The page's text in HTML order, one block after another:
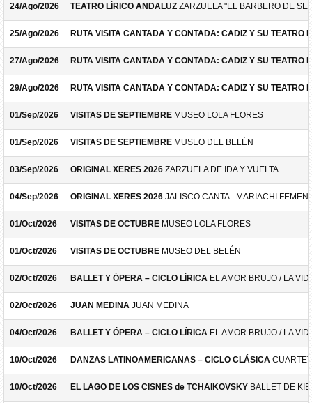
24/Ago/2026 TEATRO LÍRICO ANDALUZ ZARZUELA "EL BARBERO DE
25/Ago/2026 RUTA VISITA CANTADA Y CONTADA: CADIZ Y SU TEATRO
27/Ago/2026 RUTA VISITA CANTADA Y CONTADA: CADIZ Y SU TEATRO
29/Ago/2026 RUTA VISITA CANTADA Y CONTADA: CADIZ Y SU TEATRO
01/Sep/2026 VISITAS DE SEPTIEMBRE MUSEO LOLA FLORES
01/Sep/2026 VISITAS DE SEPTIEMBRE MUSEO DEL BELÉN
03/Sep/2026 ORIGINAL XERES 2026 ZARZUELA DE IDA Y VUELTA
04/Sep/2026 ORIGINAL XERES 2026 JALISCO CANTA - MARIACHI
01/Oct/2026 VISITAS DE OCTUBRE MUSEO LOLA FLORES
01/Oct/2026 VISITAS DE OCTUBRE MUSEO DEL BELÉN
02/Oct/2026 BALLET Y ÓPERA – CICLO LÍRICA EL AMOR BRUJO / LA
02/Oct/2026 JUAN MEDINA JUAN MEDINA
04/Oct/2026 BALLET Y ÓPERA – CICLO LÍRICA EL AMOR BRUJO / LA
10/Oct/2026 DANZAS LATINOAMERICANAS – CICLO CLÁSICA
10/Oct/2026 EL LAGO DE LOS CISNES de TCHAIKOVSKY BALLET DE